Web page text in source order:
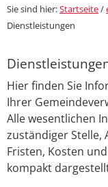
Sie sind hier:Startseite/
Dienstleistungen
Hier finden Sie
Ihrer
Alle wesentlichen
zuständiger Stelle,
Fristen, Kosten
kompakt